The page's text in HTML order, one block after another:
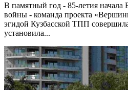
В памятный год - 85-летия начала
войны - команда проекта
эгидой Кузбасской ТПП
установила...